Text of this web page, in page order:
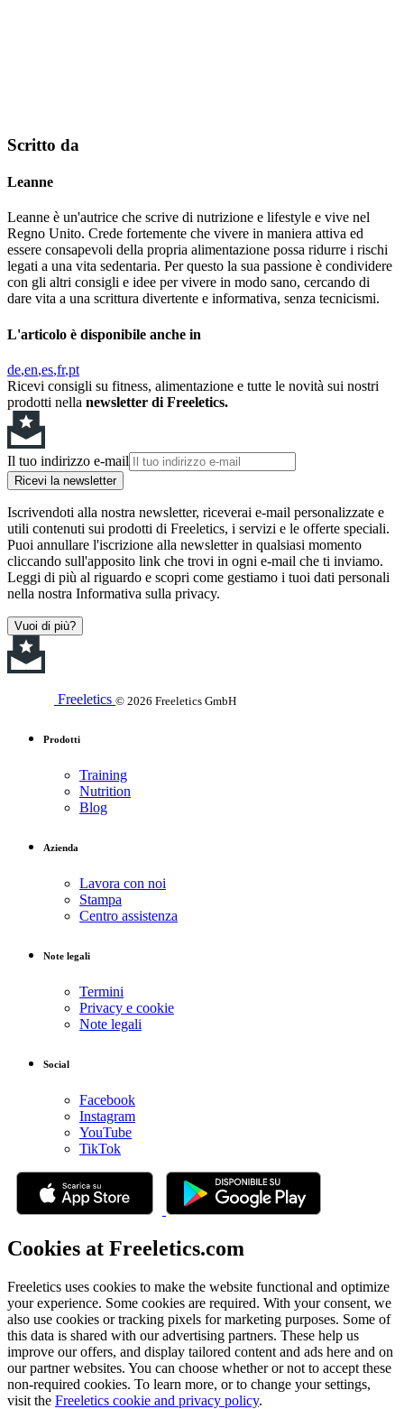
Scritto da
Leanne
Leanne è un'autrice che scrive di nutrizione e lifestyle e vive nel
Regno Unito. Crede fortemente che vivere in maniera attiva ed
essere consapevoli della propria alimentazione possa ridurre i rischi
legati a una vita sedentaria. Per questo la sua passione è condividere
con gli altri consigli e idee per vivere in modo sano, cercando di
dare vita a una scrittura divertente e informativa, senza tecnicismi.
L'articolo è disponibile anche in
de en es fr pt
Ricevi consigli su fitness, alimentazione e tutte le novità sui nostri
prodotti nella newsletter di Freeletics.
Il tuo indirizzo e-mail
Ricevi la newsletter
Iscrivendoti alla nostra newsletter, riceverai e-mail personalizzate e
utili contenuti sui prodotti di Freeletics, i servizi e le offerte speciali.
Puoi annullare l'iscrizione alla newsletter in qualsiasi momento
cliccando sull'apposito link che trovi in ogni e-mail che ti inviamo.
Leggi di più al riguardo e scopri come gestiamo i tuoi dati personali
nella nostra Informativa sulla privacy.
Vuoi di più?
Freeletics © 2026 Freeletics GmbH
Prodotti
Training
Nutrition
Blog
Azienda
Lavora con noi
Stampa
Centro assistenza
Note legali
Termini
Privacy e cookie
Note legali
Social
Facebook
Instagram
YouTube
TikTok
Cookies at Freeletics.com
Freeletics uses cookies to make the website functional and optimize
your experience. Some cookies are required. With your consent, we
also use cookies or tracking pixels for marketing purposes. Some of
this data is shared with our advertising partners. These help us
improve our offers, and display tailored content and ads here and on
our partner websites. You can choose whether or not to accept these
non-required cookies. To learn more, or to change your settings,
visit the Freeletics cookie and privacy policy.